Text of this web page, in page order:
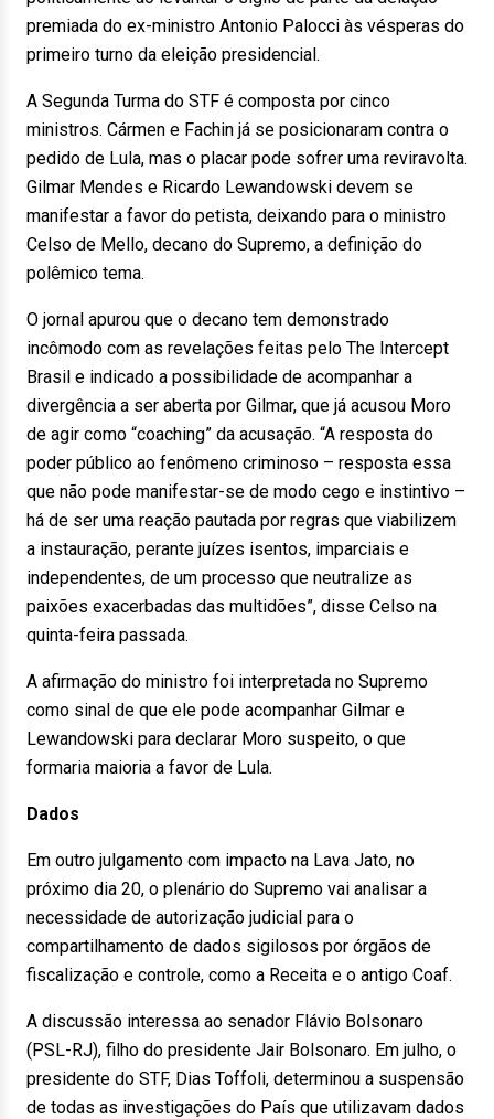
premiada do ex-ministro Antonio Palocci às vésperas do
primeiro turno da eleição presidencial.
A Segunda Turma do STF é composta por cinco
ministros. Cármen e Fachin já se posicionaram contra o
pedido de Lula, mas o placar pode sofrer uma reviravolta.
Gilmar Mendes e Ricardo Lewandowski devem se
manifestar a favor do petista, deixando para o ministro
Celso de Mello, decano do Supremo, a definição do
polêmico tema.
O jornal apurou que o decano tem demonstrado
incômodo com as revelações feitas pelo The Intercept
Brasil e indicado a possibilidade de acompanhar a
divergência a ser aberta por Gilmar, que já acusou Moro
de agir como “coaching” da acusação. “A resposta do
poder público ao fenômeno criminoso – resposta essa
que não pode manifestar-se de modo cego e instintivo –
há de ser uma reação pautada por regras que viabilizem
a instauração, perante juízes isentos, imparciais e
independentes, de um processo que neutralize as
paixões exacerbadas das multidões”, disse Celso na
quinta-feira passada.
A afirmação do ministro foi interpretada no Supremo
como sinal de que ele pode acompanhar Gilmar e
Lewandowski para declarar Moro suspeito, o que
formaria maioria a favor de Lula.
Dados
Em outro julgamento com impacto na Lava Jato, no
próximo dia 20, o plenário do Supremo vai analisar a
necessidade de autorização judicial para o
compartilhamento de dados sigilosos por órgãos de
fiscalização e controle, como a Receita e o antigo Coaf.
A discussão interessa ao senador Flávio Bolsonaro
(PSL-RJ), filho do presidente Jair Bolsonaro. Em julho, o
presidente do STF, Dias Toffoli, determinou a suspensão
de todas as investigações do País que utilizavam dados